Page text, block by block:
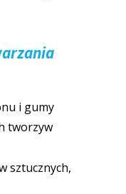
i gumy
tworzyw
sztucznych,